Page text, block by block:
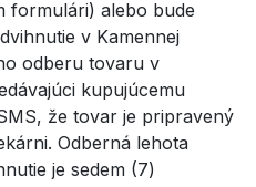
formulári) alebo bude
v Kamennej
odberu tovaru v
kupujúcemu
že tovar je pripravený
Odberná lehota
je sedem (7)